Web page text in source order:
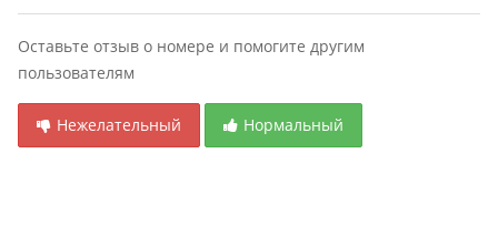
Оставьте отзыв о номере и помогите другим
пользователям
Нежелательный Нормальный